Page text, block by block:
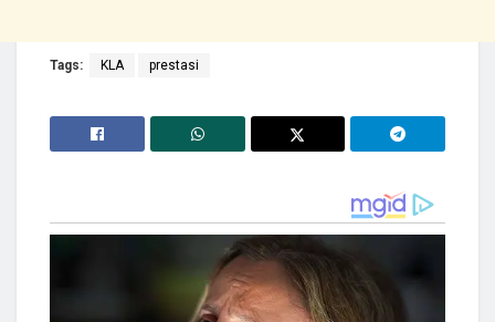
Tags: KLA prestasi